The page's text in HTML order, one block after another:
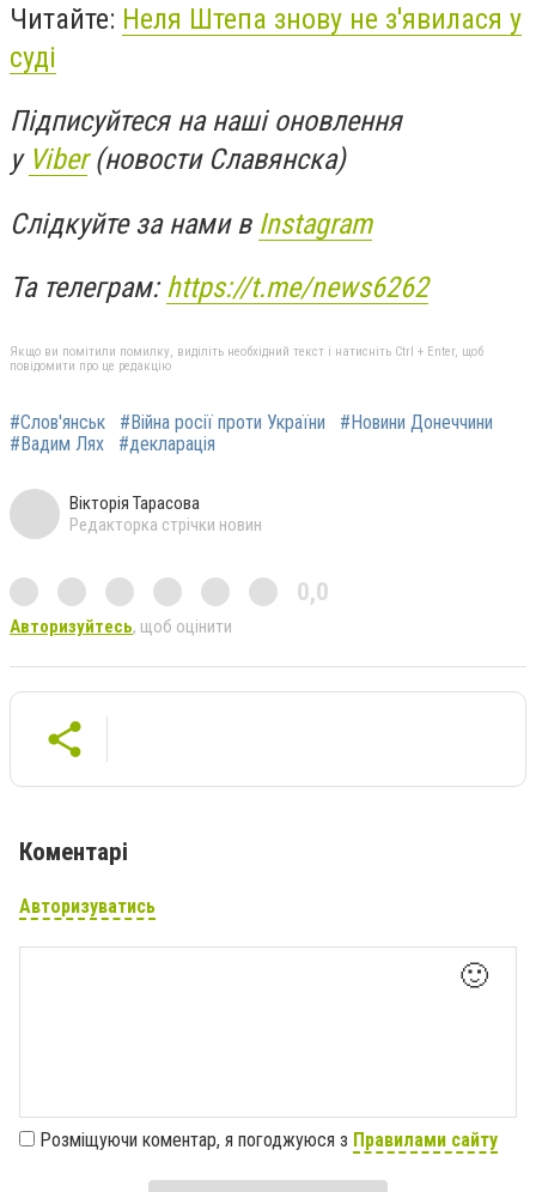
Читайте: Неля Штепа знову не з'явилася у
суді
Підписуйтеся на наші оновлення
у Viber(новости Славянска)
Слідкуйте за нами в Instagram
Та телеграм:https://t.me/news6262
Якщо ви помітили помилку, виділіть необхідний текст і натисніть Ctrl + Enter, щоб
повідомити про це редакцію
#Слов'янськ #Війна росії проти України
#Новини Донеччини
#Вадим Лях
#декларація
Вікторія Тарасова
Редакторка стрічки новин
0,0
Авторизуйтесь, щоб оцінити
Коментарі
Авторизуватись
🙂
Розміщуючи коментар, я погоджуюся з Правилами сайту